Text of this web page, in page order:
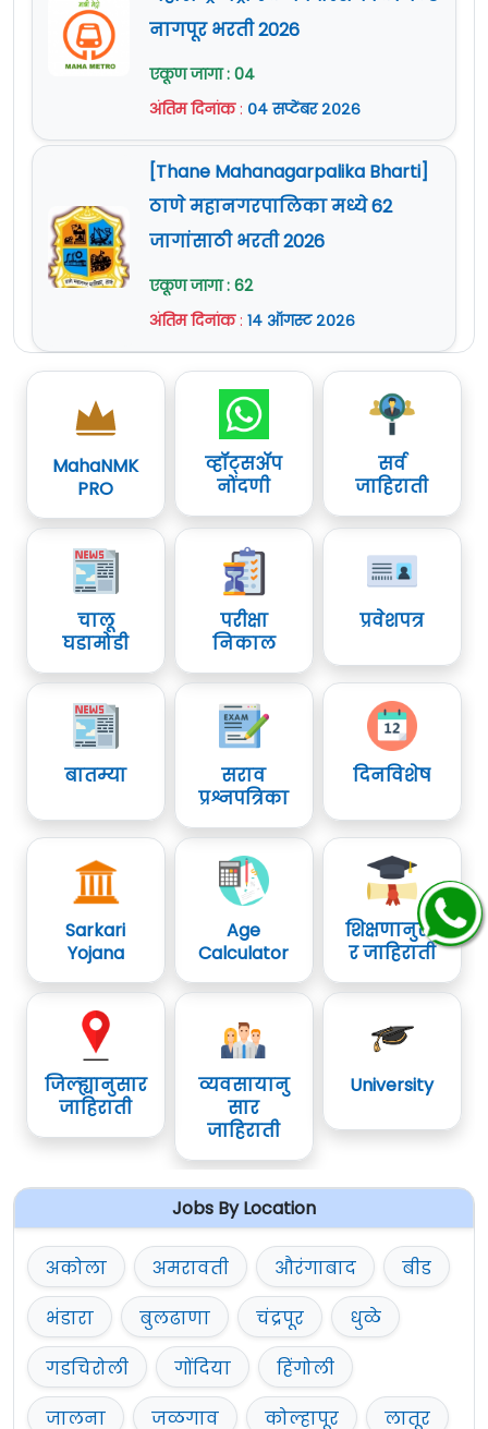
नागपूर भरती 2026
एकूण जागा : 04
अंतिम दिनांक: ०४ सप्टेंबर २०२६
[Thane Mahanagarpalika Bharti]
ठाणे महानगरपालिका मध्ये 62
जागांसाठी भरती 2026
एकूण जागा : 62
अंतिम दिनांक: १४ ऑगस्ट २०२६
MahaNMK
PRO
व्हॉट्सॲप
नोंदणी
सर्व
जाहिराती
चालू
घडामोडी
परीक्षा
निकाल
प्रवेशपत्र
बातम्या
सराव
प्रश्नपत्रिका
दिनविशेष
Sarkari
Yojana
Age
Calculator
शिक्षणानुसा
र जाहिराती
जिल्ह्यानुसार
जाहिराती
व्यवसायानु
सार
जाहिराती
University
Jobs By Location
अकोला अमरावती औरंगाबाद
बीड
भंडारा
बुलढाणा चंद्रपूर
धुळे
गडचिरोली
गोंदिया
हिंगोली
जालना
जळगाव कोल्हापूर
लातूर